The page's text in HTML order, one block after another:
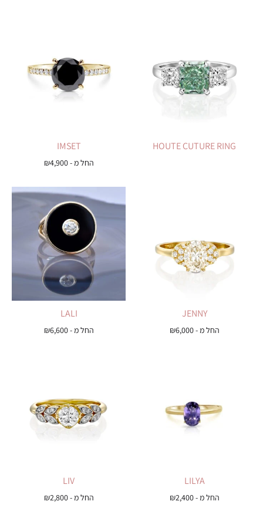
HOUTE CUTURE RING
IMSET
החל מ - ₪4,900
JENNY
החל מ - ₪6,000
LALI
החל מ - ₪6,600
LILYA
החל מ - ₪2,400
LIV
החל מ - ₪2,800